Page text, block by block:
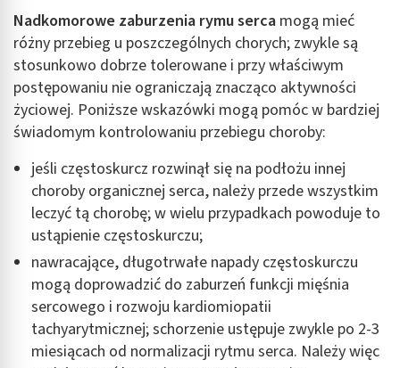
Nadkomorowe zaburzenia rymu serca mogą mieć
różny przebieg u poszczególnych chorych; zwykle są
stosunkowo dobrze tolerowane i przy właściwym
postępowaniu nie ograniczają znacząco aktywności
życiowej. Poniższe wskazówki mogą pomóc w bardziej
świadomym kontrolowaniu przebiegu choroby:
jeśli częstoskurcz rozwinął się na podłożu innej
choroby organicznej serca, należy przede wszystkim
leczyć tą chorobę; w wielu przypadkach powoduje to
ustąpienie częstoskurczu;
nawracające, długotrwałe napady częstoskurczu
mogą doprowadzić do zaburzeń funkcji mięśnia
sercowego i rozwoju kardiomiopatii
tachyarytmicznej; schorzenie ustępuje zwykle po 2-3
miesiącach od normalizacji rytmu serca. Należy więc